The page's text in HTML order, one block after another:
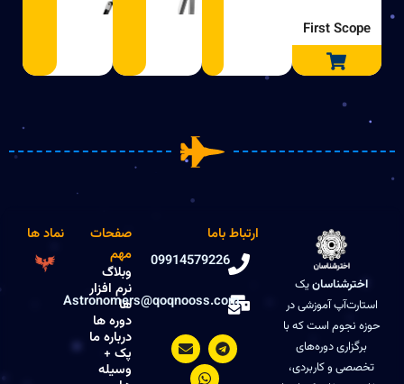
First Scope
اخترشناسانیک
استارت‌آپ آموزشی در
حوزه نجوم است که با
برگزاری دوره‌های
تخصصی و کاربردی،
ارتباط باما
09914579226
Astronomers@qoqnooss.com
T
e
l
E
n
v
W
h
a
صفحات
مهم
وبلاگ
نرم افزار
ها
دوره ها
درباره ما
پک +
وسیله
نماد ها